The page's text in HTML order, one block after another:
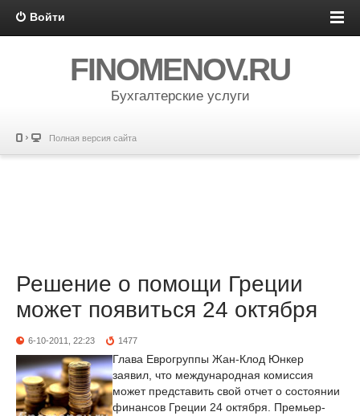
Войти
FINOMENOV.RU
Бухгалтерские услуги
Полная версия сайта
Решение о помощи Греции
может появиться 24 октября
6-10-2011, 22:23 1477
Глава Еврогруппы Жан-Клод Юнкер
заявил, что международная комиссия
может представить свой отчет о состоянии
финансов Греции 24 октября. Премьер-